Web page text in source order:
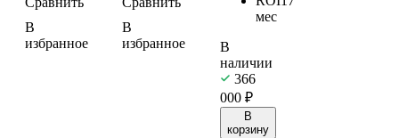
В
избранное
В
избранное
мес
В
наличии
366
000 ₽
В
корзину